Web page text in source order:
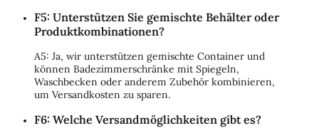
F5: Unterstützen Sie gemischte Behälter oder
Produktkombinationen?
A5: Ja, wir unterstützen gemischte Container und
können Badezimmerschränke mit Spiegeln,
Waschbecken oder anderem Zubehör kombinieren,
um Versandkosten zu sparen.
F6: Welche Versandmöglichkeiten gibt es?